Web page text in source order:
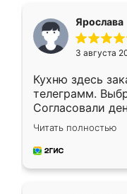
Ярослава
3 августа
Кухню здесь
телеграмм.
Согласовали
недели кухня
довольны
мебель за
Читать полностью